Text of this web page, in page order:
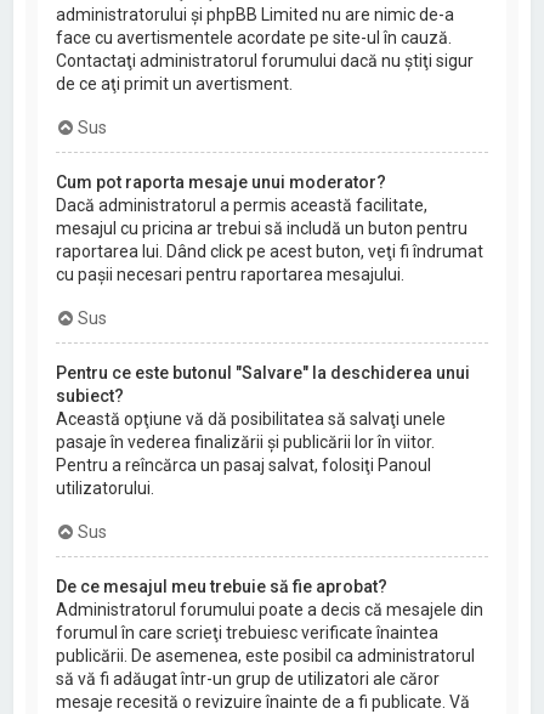
administratorului şi phpBB Limited nu are nimic de-a
face cu avertismentele acordate pe site-ul în cauză.
Contactaţi administratorul forumului dacă nu ştiţi sigur
de ce aţi primit un avertisment.
Sus
Cum pot raporta mesaje unui moderator?
Dacă administratorul a permis această facilitate,
mesajul cu pricina ar trebui să includă un buton pentru
raportarea lui. Dând click pe acest buton, veţi fi îndrumat
cu paşii necesari pentru raportarea mesajului.
Sus
Pentru ce este butonul "Salvare" la deschiderea unui
subiect?
Această opţiune vă dă posibilitatea să salvaţi unele
pasaje în vederea finalizării şi publicării lor în viitor.
Pentru a reîncărca un pasaj salvat, folosiţi Panoul
utilizatorului.
Sus
De ce mesajul meu trebuie să fie aprobat?
Administratorul forumului poate a decis că mesajele din
forumul în care scrieţi trebuiesc verificate înaintea
publicării. De asemenea, este posibil ca administratorul
să vă fi adăugat într-un grup de utilizatori ale căror
mesaje recesită o revizuire înainte de a fi publicate. Vă